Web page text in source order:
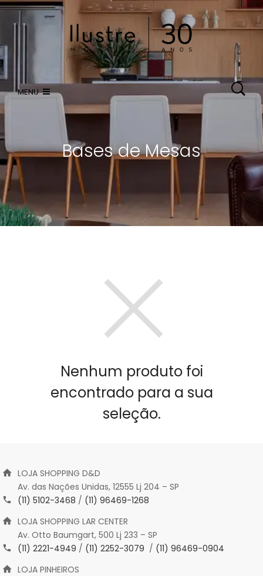
MENU
Bases de Mesas
Nenhum produto foi
encontrado para a sua
seleção.
LOJA SHOPPING D&D
Av. das Nações Unidas, 12555 Lj 204 – SP
(11) 5102-3468 / (11) 96469-1268
LOJA SHOPPING LAR CENTER
Av. Otto Baumgart, 500 Lj 233 – SP
(11) 2221-4949 / (11) 2252-3079 / (11) 96469-0904
LOJA PINHEIROS
HOME
ATENDIMENTO VIRTUAL
LOJAS
COMPRE ONLINE
CONTATO